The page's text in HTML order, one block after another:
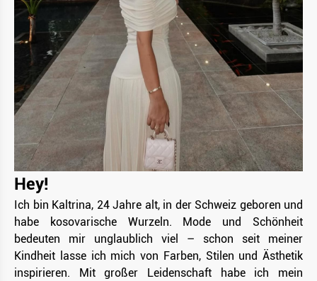
Hey!
Ich bin Kaltrina, 24 Jahre alt, in der Schweiz geboren und
habe kosovarische Wurzeln. Mode und Schönheit
bedeuten mir unglaublich viel – schon seit meiner
Kindheit lasse ich mich von Farben, Stilen und Ästhetik
inspirieren. Mit großer Leidenschaft habe ich mein